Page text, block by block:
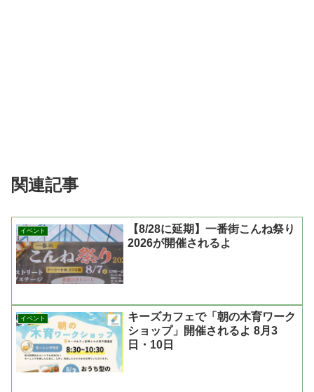
関連記事
イベント
【8/28に延期】一番街こんね祭り
2026が開催されるよ
イベント
キーズカフェで「朝の木育ワーク
ショップ」開催されるよ 8月3
日・10日